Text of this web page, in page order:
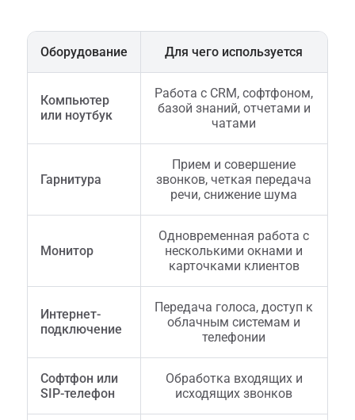
Оборудование Для чего используется
Компьютер
или ноутбук
Работа с CRM, софтфоном,
базой знаний, отчетами и
чатами
Гарнитура
Прием и совершение
звонков, четкая передача
речи, снижение шума
Монитор
Одновременная работа с
несколькими окнами и
карточками клиентов
Интернет-
подключение
Передача голоса, доступ к
облачным системам и
телефонии
Софтфон или
SIP-телефон
Обработка входящих и
исходящих звонков